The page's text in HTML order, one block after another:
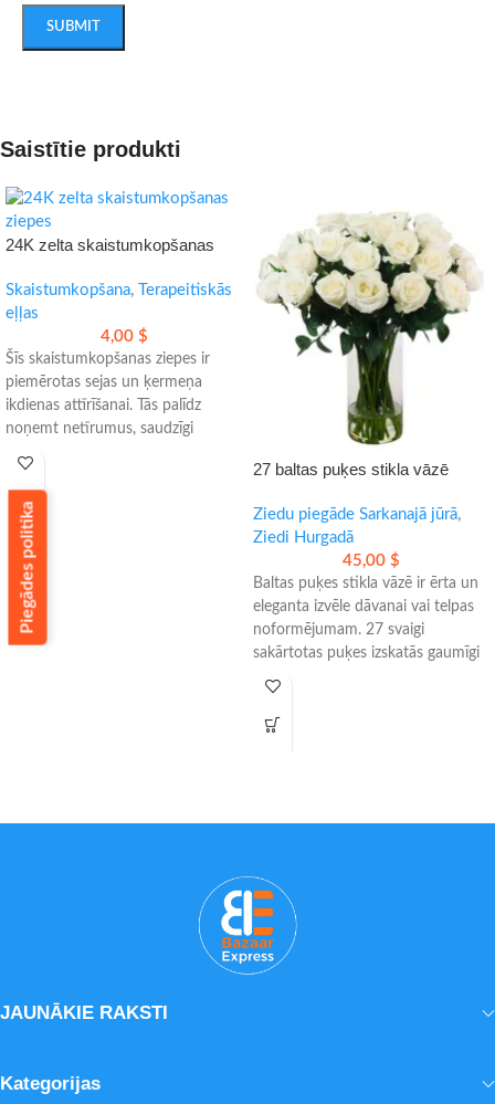
Saistītie produkti
24K zelta skaistumkopšanas
Skaistumkopšana,
Terapeitiskās
eļļas
4,00 $
Šīs skaistumkopšanas ziepes ir
piemērotas sejas un ķermeņa
ikdienas attīrīšanai. Tās palīdz
noņemt netīrumus, saudzīgi
- Bagātīgas putas ērtai lietošanai
- Piemērotas jutīgai, sausai un
taukainai ādai
- Ērts risinājums ikdienas kopšanai
27 baltas puķes stikla vāzē
Ziedu piegāde Sarkanajā jūrā,
Ziedi Hurgadā
45,00 $
Baltas puķes stikla vāzē ir ērta un
eleganta izvēle dāvanai vai telpas
noformējumam. 27 svaigi
sakārtotas puķes izskatās gaumīgi
- Pieejama piegāde tajā pašā dienā
JAUNĀKIE RAKSTI
Kategorijas
Piegādes politika